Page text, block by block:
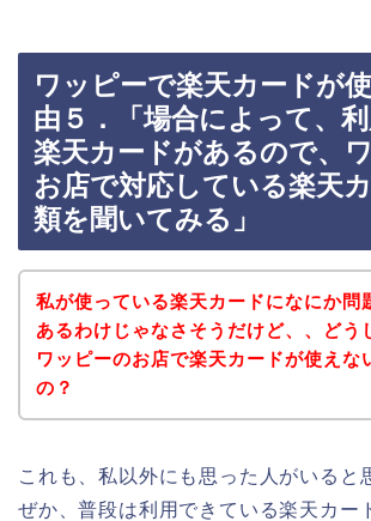
ワッピーで楽天カードが
由５．「場合によって、
楽天カードがあるので、
お店で対応している楽天
類を聞いてみる」
私が使っている楽天カードになにか問
あるわけじゃなさそうだけど、、どう
ワッピーのお店で楽天カードが使えな
の？
これも、私以外にも思った人がいると
ぜか、普段は利用できている楽天カー